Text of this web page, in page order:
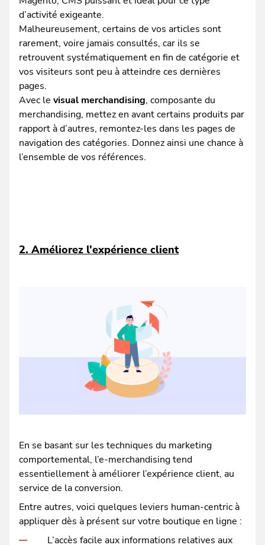
d’activité exigeante.
Malheureusement, certains de vos articles sont
rarement, voire jamais consultés, car ils se
retrouvent systématiquement en fin de catégorie et
vos visiteurs sont peu à atteindre ces dernières
pages.
Avec le visual merchandising, composante du
merchandising, mettez en avant certains produits par
rapport à d’autres, remontez-les dans les pages de
navigation des catégories. Donnez ainsi une chance à
l’ensemble de vos références.
2. Améliorez l'expérience client
En se basant sur les techniques du marketing
comportemental, l’e-merchandising tend
essentiellement à améliorer l’expérience client, au
service de la conversion.
Entre autres, voici quelques leviers human-centric à
appliquer dès à présent sur votre boutique en ligne :
L’accès facile aux informations relatives aux